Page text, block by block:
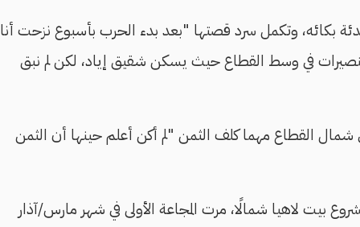
بكائه، وتكمل سرد قصتها "بعد بدء الحرب بأسبوع نزحت أنا
في وسط القطاع حيث يسكن شقيق إياد، لكن لم نبق
القطاع مهما كلف الثمن "لم أكن أعلم حينها أن الثمن
بيت لاهيا شمالًا، مرت المجاعة الأولى في شهر مارس/آذار